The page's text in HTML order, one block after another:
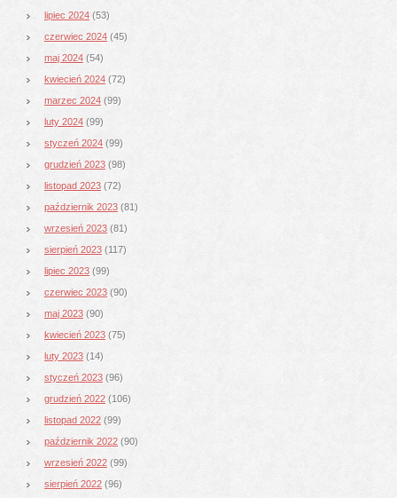
lipiec 2024 (53)
czerwiec 2024 (45)
maj 2024 (54)
kwiecień 2024 (72)
marzec 2024 (99)
luty 2024 (99)
styczeń 2024 (99)
grudzień 2023 (98)
listopad 2023 (72)
październik 2023 (81)
wrzesień 2023 (81)
sierpień 2023 (117)
lipiec 2023 (99)
czerwiec 2023 (90)
maj 2023 (90)
kwiecień 2023 (75)
luty 2023 (14)
styczeń 2023 (96)
grudzień 2022 (106)
listopad 2022 (99)
październik 2022 (90)
wrzesień 2022 (99)
sierpień 2022 (96)